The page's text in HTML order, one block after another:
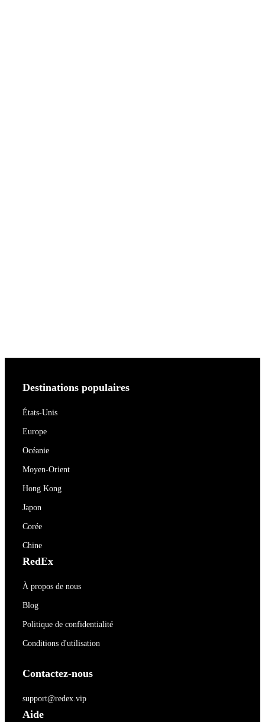
Destinations populaires
États-Unis
Europe
Océanie
Moyen-Orient
Hong Kong
Japon
Corée
Chine
RedEx
À propos de nous
Blog
Politique de confidentialité
Conditions d'utilisation
Contactez-nous
support@redex.vip
Aide